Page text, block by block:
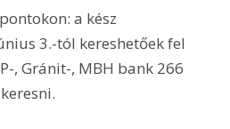
a kész
3.-tól kereshetőek fel
, Gránit-, MBH bank 266